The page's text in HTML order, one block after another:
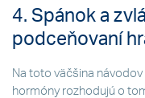
4. Spánok a
podceňovaní
Na toto väčšina
hormóny rozhodujú o